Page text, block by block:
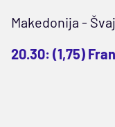
Makedonija -
20.30: (1,75)